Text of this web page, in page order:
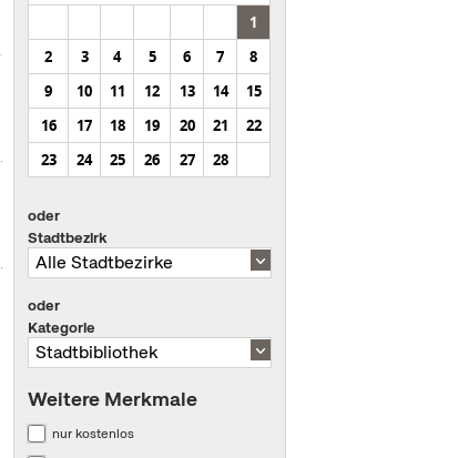
1
2
3 4 5 6 7
8
9
10 11 12 13 14
15
16
17 18 19 20 21
22
23
24 25 26 27 28
oder
Stadtbezirk
oder
Kategorie
Weitere Merkmale
nur kostenlos